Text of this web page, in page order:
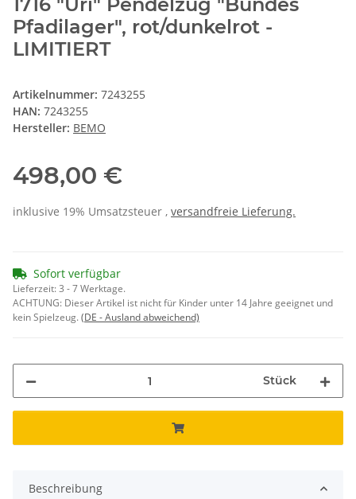
Pfadilager", rot/dunkelrot -
LIMITIERT
Artikelnummer: 7243255
HAN: 7243255
Hersteller: BEMO
498,00 €
inklusive 19% Umsatzsteuer , versandfreie Lieferung.
Sofort verfügbar
Lieferzeit:3 - 7 Werktage.
ACHTUNG: Dieser Artikel ist nicht für Kinder unter 14 Jahre geeignet und
kein Spielzeug.(DE - Ausland abweichend)
Stück
Beschreibung